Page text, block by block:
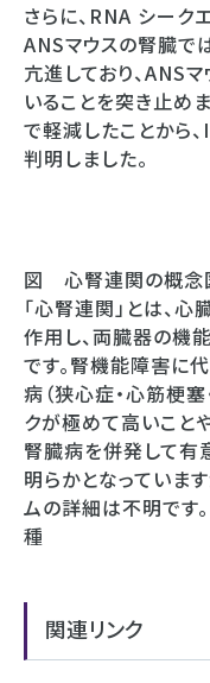
さらに、RNA シーク
ANSマウスの腎臓で
亢進しており、ANS
いることを突き止め
で軽減したことから
判明しました。
図 心腎連関の概念
「心腎連関」とは、
作用し、両臓器の機
です。腎機能障害に
病（狭心症・心筋梗
クが極めて高いこと
腎臓病を併発して有
明らかとなっていま
ムの詳細は不明です
種
関連リンク